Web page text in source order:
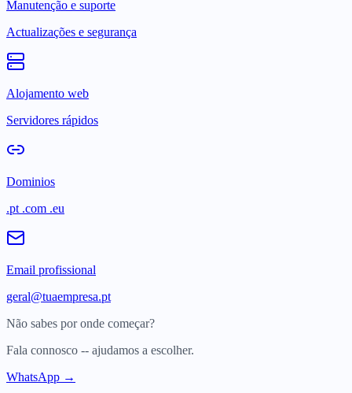
Manutenção e suporte
Actualizações e segurança
Alojamento web
Servidores rápidos
Dominios
.pt .com .eu
Email profissional
geral@tuaempresa.pt
Não sabes por onde começar?
Fala connosco -- ajudamos a escolher.
WhatsApp →